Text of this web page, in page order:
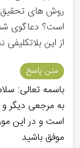
روش های تحقیق
است؟ دعاگوی
از این
متن پاسخ
باسمه تعالی:
به مرجعی دیگر
است و در این
موفق باشید